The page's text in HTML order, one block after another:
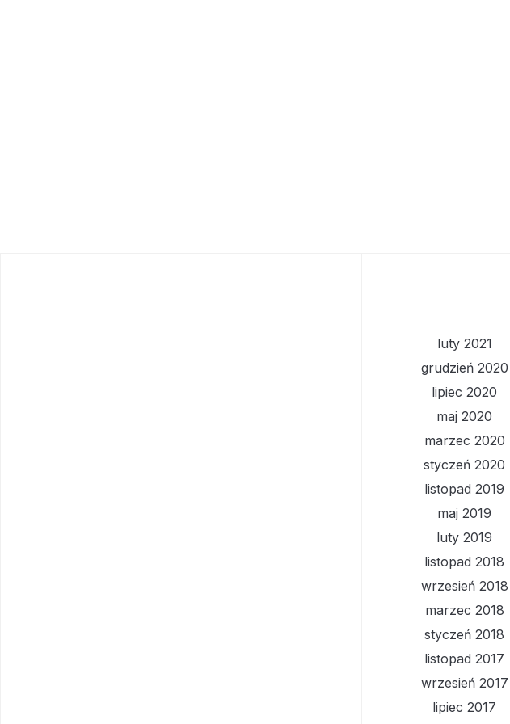
luty 2021
grudzień 2020
lipiec 2020
maj 2020
marzec 2020
styczeń 2020
listopad 2019
maj 2019
luty 2019
listopad 2018
wrzesień 2018
marzec 2018
styczeń 2018
listopad 2017
wrzesień 2017
lipiec 2017